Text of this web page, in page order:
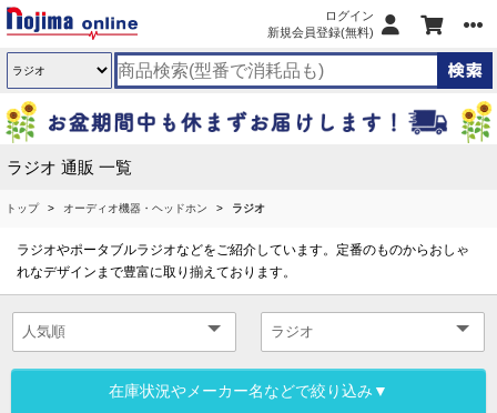
ログイン
新規会員登録(無料)
ラジオ 通販 一覧
トップ オーディオ機器・ヘッドホン ラジオ
ラジオやポータブルラジオなどをご紹介しています。定番のものからおしゃ
れなデザインまで豊富に取り揃えております。
在庫状況やメーカー名などで絞り込み▼